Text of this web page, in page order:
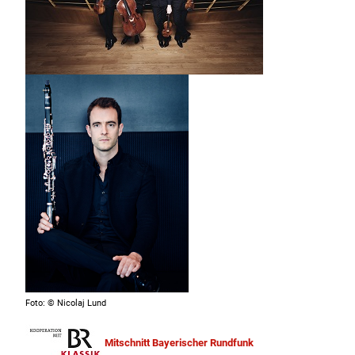
Foto: © Nicolaj Lund
Mitschnitt Bayerischer Rundfunk